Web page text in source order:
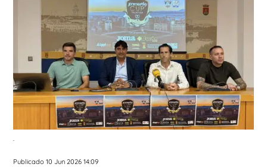
.
Publicado 10 Jun 2026 14:09